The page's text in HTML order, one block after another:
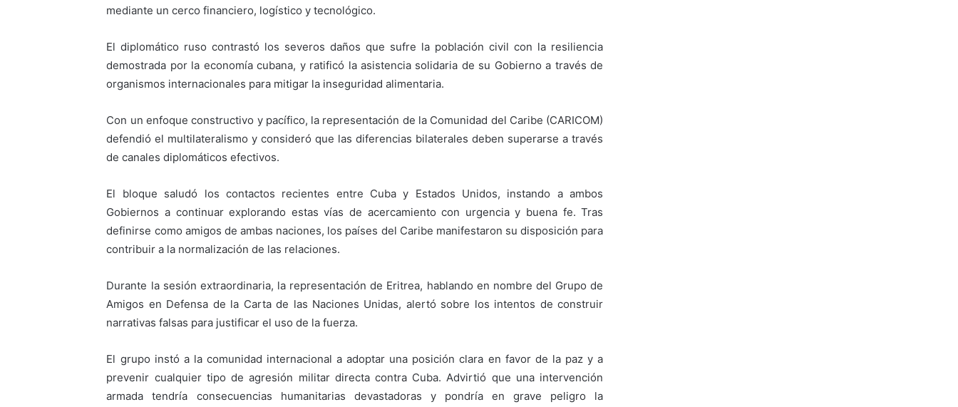
mediante un cerco financiero, logístico y tecnológico.
El diplomático ruso contrastó los severos daños que sufre la población civil con la resiliencia
demostrada por la economía cubana, y ratificó la asistencia solidaria de su Gobierno a través de
organismos internacionales para mitigar la inseguridad alimentaria.
Con un enfoque constructivo y pacífico, la representación de la Comunidad del Caribe (CARICOM)
defendió el multilateralismo y consideró que las diferencias bilaterales deben superarse a través
de canales diplomáticos efectivos.
El bloque saludó los contactos recientes entre Cuba y Estados Unidos, instando a ambos
Gobiernos a continuar explorando estas vías de acercamiento con urgencia y buena fe. Tras
definirse como amigos de ambas naciones, los países del Caribe manifestaron su disposición para
contribuir a la normalización de las relaciones.
Durante la sesión extraordinaria, la representación de Eritrea, hablando en nombre del Grupo de
Amigos en Defensa de la Carta de las Naciones Unidas, alertó sobre los intentos de construir
narrativas falsas para justificar el uso de la fuerza.
El grupo instó a la comunidad internacional a adoptar una posición clara en favor de la paz y a
prevenir cualquier tipo de agresión militar directa contra Cuba. Advirtió que una intervención
armada tendría consecuencias humanitarias devastadoras y pondría en grave peligro la